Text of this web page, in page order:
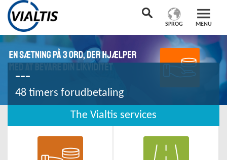
MENU
SPROG
---
48 timers forudbetaling
The Vialtis services